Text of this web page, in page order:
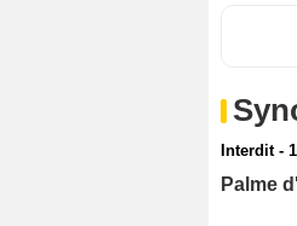
Interdit -
Palme